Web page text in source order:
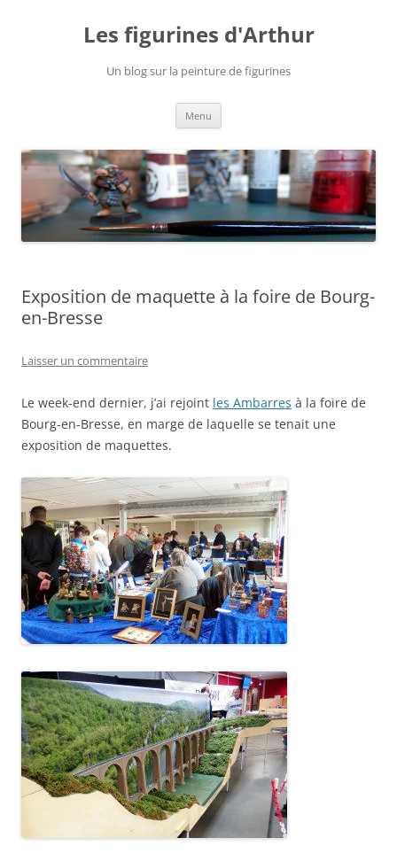
Les figurines d'Arthur
Un blog sur la peinture de figurines
Menu
Exposition de maquette à la foire de Bourg-
en-Bresse
Laisser un commentaire
Le week-end dernier, j’ai rejoint les Ambarres à la foire de
Bourg-en-Bresse, en marge de laquelle se tenait une
exposition de maquettes.